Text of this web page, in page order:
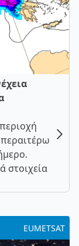
στοιχεία
EUMETSAT